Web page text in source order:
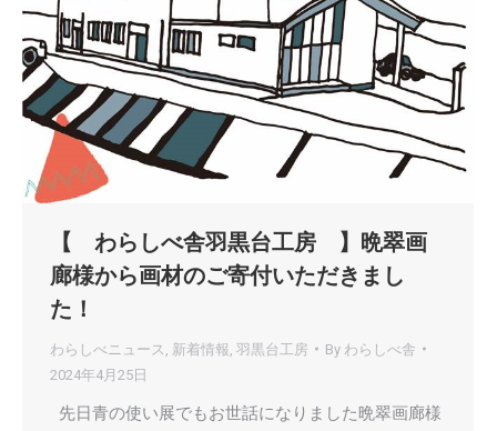
【 わらしべ舎羽黒台工房 】晩翠画
廊様から画材のご寄付いただきまし
た！
わらしべニュース 新着情報 羽黒台工房 By わらしべ舎
2024年4月25日
先日青の使い展でもお世話になりました晩翠画廊様